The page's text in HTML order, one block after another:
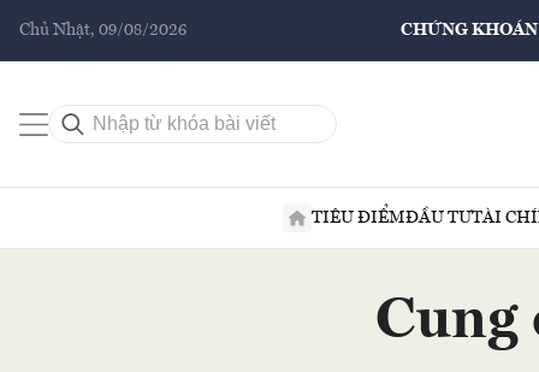
Chủ Nhật, 09/08/2026 CHỨNG KHOÁN
TIÊU ĐIỂMĐẦU TƯTÀI
Cung